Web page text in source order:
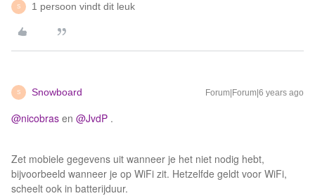
S 1 persoon vindt dit leuk
S Snowboard Forum|Forum|6 years ago
@nicobras en @JvdP .
Zet mobiele gegevens uit wanneer je het niet nodig hebt,
bijvoorbeeld wanneer je op WiFi zit. Hetzelfde geldt voor WiFi,
scheelt ook in batterijduur.